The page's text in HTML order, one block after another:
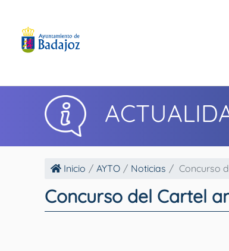
Inicio AYTO Noticias Concurso
Concurso del Cartel